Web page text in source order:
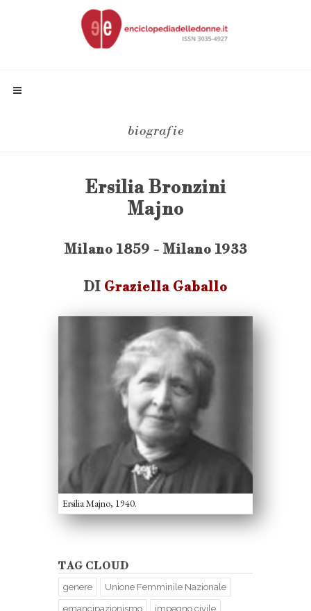
biografie
Ersilia Bronzini
Majno
Milano 1859 - Milano 1933
DI Graziella Gaballo
Ersilia Majno, 1940.
TAG CLOUD
genere Unione Femminile Nazionale
emancipazionismo impegno civile